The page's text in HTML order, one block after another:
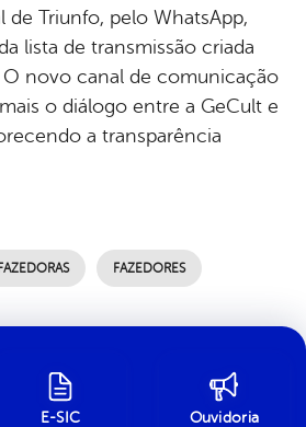
de Triunfo, pelo WhatsApp,
lista de transmissão criada
novo canal de comunicação
o diálogo entre a GeCult e
a transparência
FAZEDORES
E-SIC Ouvidoria